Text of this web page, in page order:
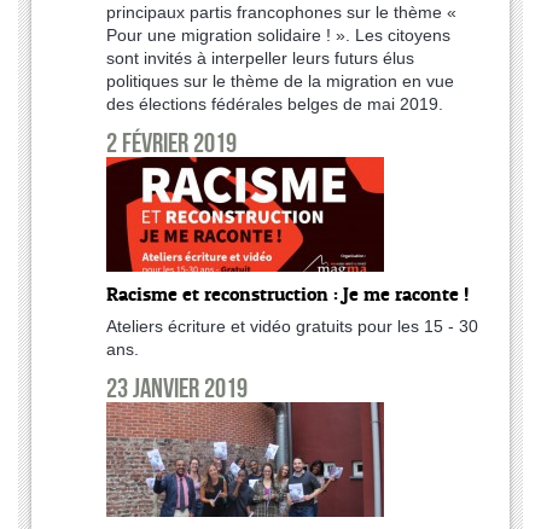
principaux partis francophones sur le thème «
Pour une migration solidaire ! ». Les citoyens
sont invités à interpeller leurs futurs élus
politiques sur le thème de la migration en vue
des élections fédérales belges de mai 2019.
2 février 2019
Racisme et reconstruction : Je me raconte !
Ateliers écriture et vidéo gratuits pour les 15 - 30
ans.
23 janvier 2019